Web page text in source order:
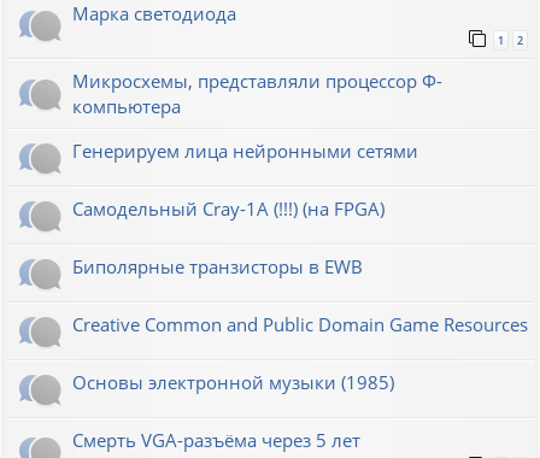
Марка светодиода
1 2
Микросхемы, представляли процессор Ф-
компьютера
Генерируем лица нейронными сетями
Cамодельный Cray-1A (!!!) (на FPGA)
Биполярные транзисторы в EWB
Creative Common and Public Domain Game Resources
Основы электронной музыки (1985)
Смерть VGA-разъёма через 5 лет